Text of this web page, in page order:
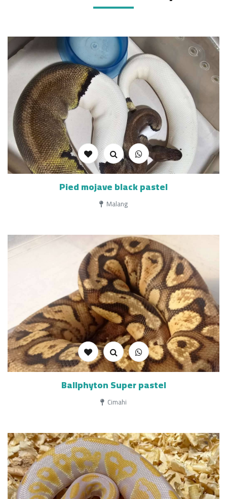
Pied mojave black pastel
Malang
Ballphyton Super pastel
Cimahi